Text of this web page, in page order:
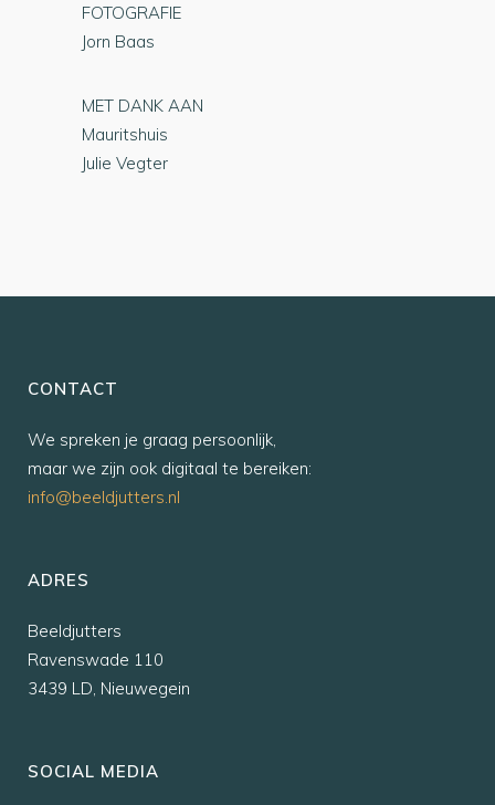
FOTOGRAFIE
Jorn Baas
MET DANK AAN
Mauritshuis
Julie Vegter
CONTACT
We spreken je graag persoonlijk,
maar we zijn ook digitaal te bereiken:
info@beeldjutters.nl
ADRES
Beeldjutters
Ravenswade 110
3439 LD, Nieuwegein
SOCIAL MEDIA